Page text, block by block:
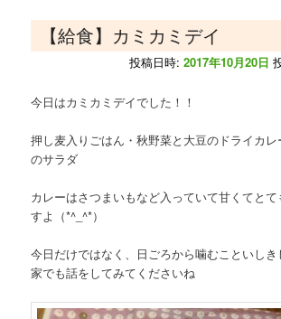
【給食】カミカミデイ
投稿日時: 2017年10月20日
今日はカミカミデイでした！！
押し麦入りごはん・秋野菜と大豆のドライカ
のサラダ
カレーはさつまいもなど入っていて甘くてと
すよ（*^_^*）
今日だけではなく、日ごろから噛むこといし
家でも話をしてみてくださいね